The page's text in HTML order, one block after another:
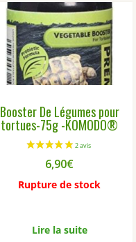
Booster De Légumes pour
tortues-75g -KOMODO®
6,90€
Rupture de stock
Lire la suite